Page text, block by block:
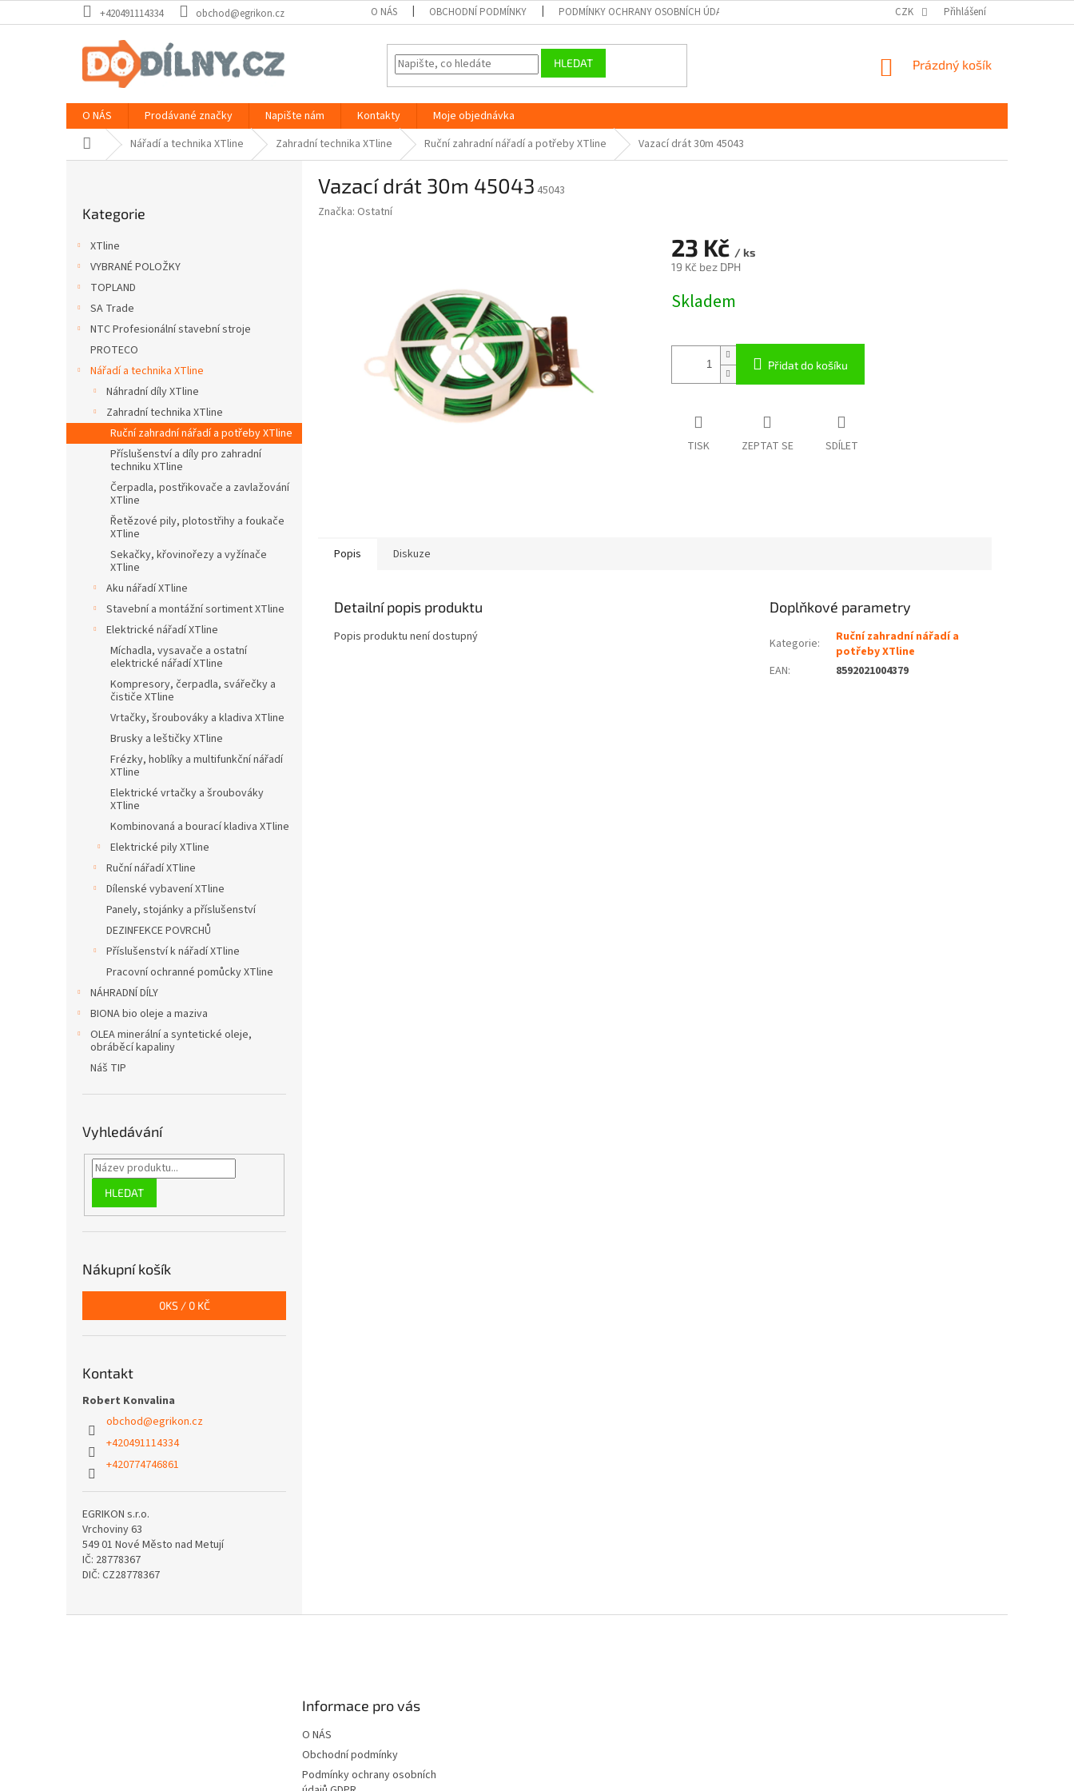
na
+420491114334 obchod@egrikon.cz O NÁS OBCHODNÍ PODMÍNKY PODMÍNKY OCHRANY OSOBNÍCH ÚDAJŮ GDPR CZK Přihlášení
HLEDAT
NÁKUPNÍ
Prázdný košík
O NÁS Prodávané značky Napište nám Kontakty
Moje objednávka
Domů Nářadí a technika XTline Zahradní technika XTline Ruční zahradní nářadí a potřeby XTline Vazací drát 30m 45043
kategorie
Kategorie
XTline
VYBRANÉ POLOŽKY
TOPLAND
SA Trade
NTC Profesionální stavební stroje
PROTECO
Nářadí a technika XTline
Náhradní díly XTline
Zahradní technika XTline
Ruční zahradní nářadí a potřeby XTline
Příslušenství a díly pro zahradní
techniku XTline
Čerpadla, postřikovače a zavlažování
XTline
Řetězové pily, plotostřihy a foukače
XTline
Sekačky, křovinořezy a vyžínače
XTline
Aku nářadí XTline
Stavební a montážní sortiment XTline
Elektrické nářadí XTline
Míchadla, vysavače a ostatní
elektrické nářadí XTline
Kompresory, čerpadla, svářečky a
čističe XTline
Vrtačky, šroubováky a kladiva XTline
Brusky a leštičky XTline
Frézky, hoblíky a multifunkční nářadí
XTline
Elektrické vrtačky a šroubováky
XTline
Kombinovaná a bourací kladiva XTline
Elektrické pily XTline
Ruční nářadí XTline
Dílenské vybavení XTline
Panely, stojánky a příslušenství
DEZINFEKCE POVRCHŮ
Příslušenství k nářadí XTline
Pracovní ochranné pomůcky XTline
NÁHRADNÍ DÍLY
BIONA bio oleje a maziva
OLEA minerální a syntetické oleje,
obráběcí kapaliny
Náš TIP
Vyhledávání
HLEDAT
Nákupní košík
0KS / 0 KČ
Kontakt
Robert Konvalina
obchod@egrikon.cz
+420491114334
+420774746861
EGRIKON s.r.o.
Vrchoviny 63
549 01 Nové Město nad Metují
IČ: 28778367
DIČ: CZ28778367
Vazací drát 30m 45043 45043
Značka: Ostatní
23 Kč / ks
19 Kč bez DPH
cena:
Skladem
Přidat do košíku
TISK ZEPTAT SE SDÍLET
Popis Diskuze
Detailní popis produktu
Popis produktu není dostupný
Doplňkové parametry
Kategorie:
Ruční zahradní nářadí a
potřeby XTline
EAN: 8592021004379
Informace pro vás
O NÁS
Obchodní podmínky
Podmínky ochrany osobních